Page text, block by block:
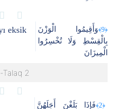
eksik
﴿9﴾
وَأَقِيمُوا الْوَزْنَ
بِالْقِسْطِ وَلَا تُخْسِرُوا
الْمِيزَانَ
Talaq 2
﴿2﴾ فَإِذَا بَلَغْنَ أَجَلَهُنَّ